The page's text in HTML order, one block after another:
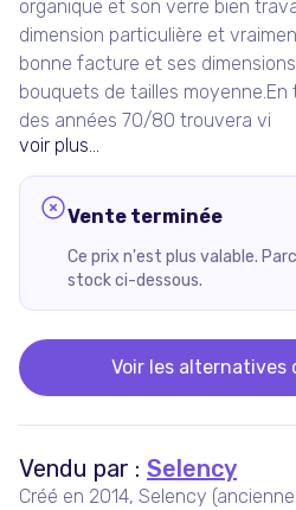
organique et son verre bien
dimension particulière et
bonne facture et ses
bouquets de tailles
des années 70/80 trouvera vi
voir plus...
Vente terminée
Ce prix n'est plus valable.
stock ci-dessous.
Voir les alternatives
Vendu par : Selency
Créé en 2014, Selency